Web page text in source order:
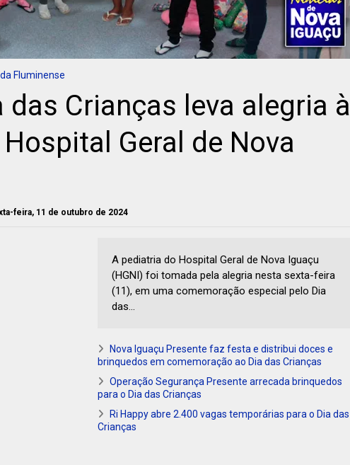
Fluminense
das Crianças leva alegria à
Geral de Nova
feira, 11 de outubro de 2024
A pediatria do Hospital Geral de Nova Iguaçu
(HGNI) foi tomada pela alegria nesta sexta-feira
(11), em uma comemoração especial pelo Dia
das...
Nova Iguaçu Presente faz festa e distribui doces e
brinquedos em comemoração ao Dia das Crianças
Operação Segurança Presente arrecada brinquedos
para o Dia das Crianças
Ri Happy abre 2.400 vagas temporárias para o Dia das
Crianças